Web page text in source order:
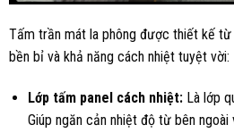
Tấm trần mát la phông được thiết kế
bền bỉ và khả năng cách nhiệt tuyệt vời:
Lớp tấm panel cách nhiệt: Là lớp
Giúp ngăn cản nhiệt độ từ bên